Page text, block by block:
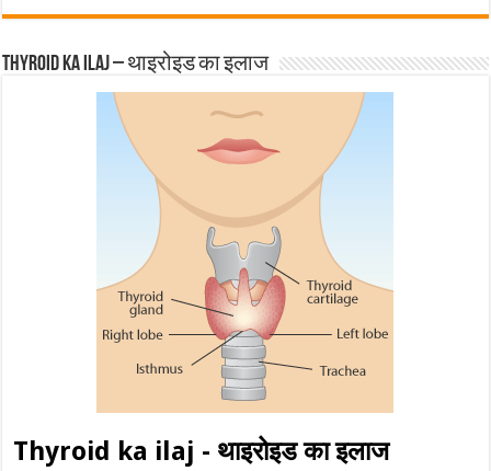
Thyroid ka ilaj – थाइरोइड का इलाज
Thyroid ka ilaj - थाइरोइड का इलाज